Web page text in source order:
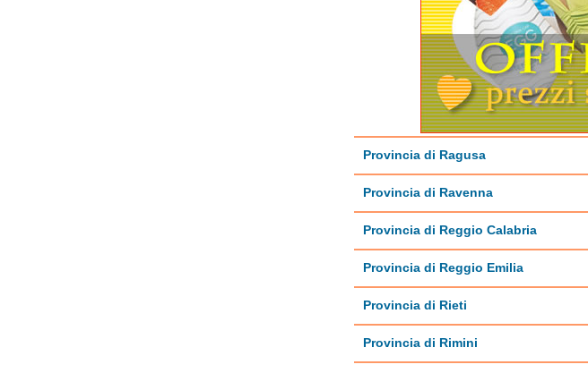
Provincia di Ragusa
Provincia di Ravenna
Provincia di Reggio Calabria
Provincia di Reggio Emilia
Provincia di Rieti
Provincia di Rimini